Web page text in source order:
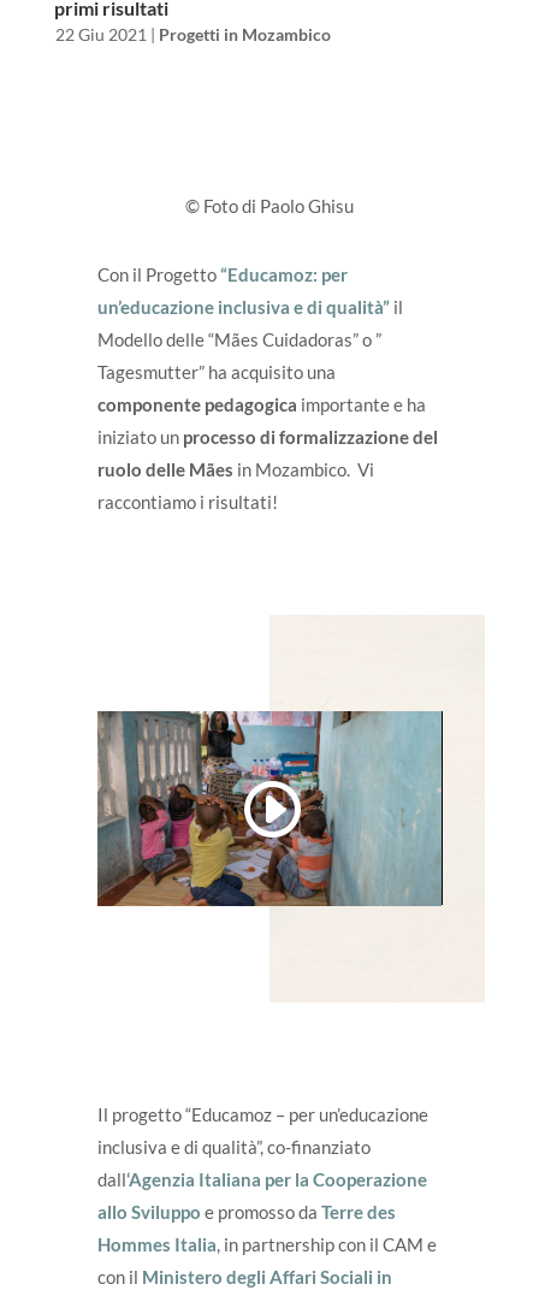
primi risultati
22 Giu 2021 | Progetti in Mozambico
© Foto di Paolo Ghisu
Con il Progetto“Educamoz: per
un’educazione inclusiva e di qualità”il
Modello delle “Mães Cuidadoras” o ”
Tagesmutter” ha acquisito una
componente pedagogica importante e ha
iniziato un processo di formalizzazione del
ruolo delle Mães in Mozambico. Vi
raccontiamo i risultati!
Il progetto “Educamoz – per un’educazione
inclusiva e di qualità”,co-finanziato
dall‘Agenzia Italiana per la Cooperazione
allo Sviluppo e promosso da Terre des
Hommes Italia, in partnership con il CAM e
con il Ministero degli Affari Sociali in